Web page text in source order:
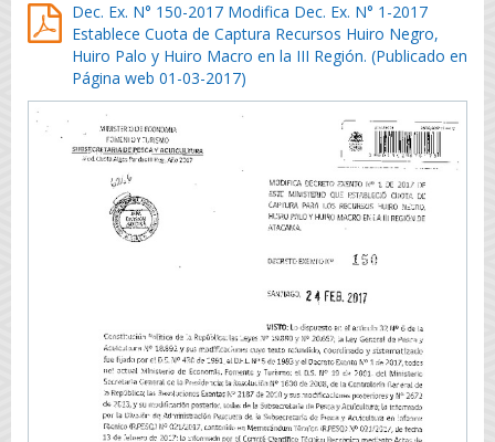
Dec. Ex. N° 150-2017 Modifica Dec. Ex. N° 1-2017
Establece Cuota de Captura Recursos Huiro Negro,
Huiro Palo y Huiro Macro en la III Región. (Publicado en
Página web 01-03-2017)